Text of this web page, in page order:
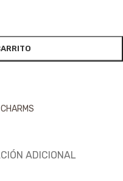
ADICIONAL